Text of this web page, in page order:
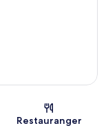
Restauranger